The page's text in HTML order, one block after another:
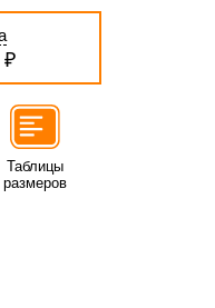
₽
Таблицы
размеров